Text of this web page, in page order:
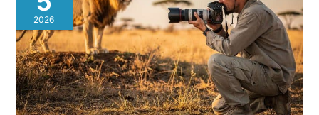
2026
:
choisir
un
bridge
performant